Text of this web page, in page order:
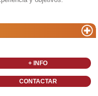
+ INFO
CONTACTAR